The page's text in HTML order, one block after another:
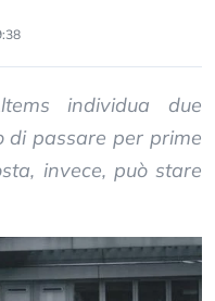
individua due
di passare per prime
invece, può stare